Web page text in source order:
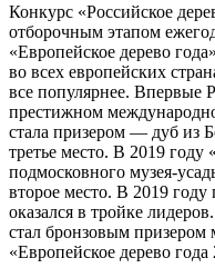
Конкурс «Российское
отборочным этапом
«Европейское дерево
во всех европейских
все популярнее. Впервые
престижном
стала призером — дуб из
третье место. В 2019
подмосковного музея-
второе место. В 2019 году
оказался в тройке
стал бронзовым призером
«Европейское дерево года